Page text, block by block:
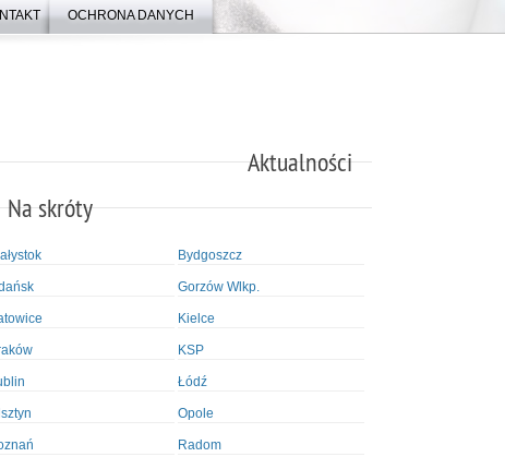
OCHRONA DANYCH
Aktualności
Na skróty
Bydgoszcz
Gorzów Wlkp.
Kielce
KSP
Łódź
Opole
Radom